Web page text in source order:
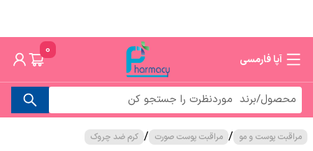
آپا فارمسی
0
مراقبت پوست و مو / مراقبت پوست صورت / کرم ضد چروک